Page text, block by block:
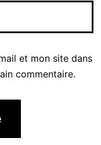
et mon site dans
commentaire.